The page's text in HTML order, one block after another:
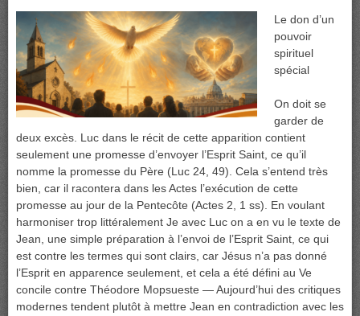
Le don d’un
pouvoir
spirituel
spécial
On doit se
garder de
deux excès. Luc dans le récit de cette apparition contient
seulement une promesse d’envoyer l’Esprit Saint, ce qu’il
nomme la promesse du Père (Luc 24, 49). Cela s’entend très
bien, car il racontera dans les Actes l’exécution de cette
promesse au jour de la Pentecôte (Actes 2, 1 ss). En voulant
harmoniser trop littéralement Je avec Luc on a en vu le texte de
Jean, une simple préparation à l’envoi de l’Esprit Saint, ce qui
est contre les termes qui sont clairs, car Jésus n’a pas donné
l’Esprit en apparence seulement, et cela a été défini au Ve
concile contre Théodore Mopsueste — Aujourd’hui des critiques
modernes tendent plutôt à mettre Jean en contradiction avec les